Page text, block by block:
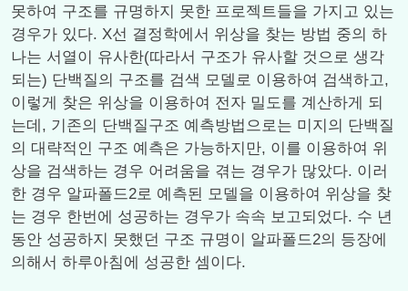
못하여 구조를 규명하지 못한 프로젝트들을 가지고 있는
경우가 있다. X선 결정학에서 위상을 찾는 방법 중의 하
나는 서열이 유사한(따라서 구조가 유사할 것으로 생각
되는) 단백질의 구조를 검색 모델로 이용하여 검색하고,
이렇게 찾은 위상을 이용하여 전자 밀도를 계산하게 되
는데, 기존의 단백질구조 예측방법으로는 미지의 단백질
의 대략적인 구조 예측은 가능하지만, 이를 이용하여 위
상을 검색하는 경우 어려움을 겪는 경우가 많았다. 이러
한 경우 알파폴드2로 예측된 모델을 이용하여 위상을 찾
는 경우 한번에 성공하는 경우가 속속 보고되었다. 수 년
동안 성공하지 못했던 구조 규명이 알파폴드2의 등장에
의해서 하루아침에 성공한 셈이다.